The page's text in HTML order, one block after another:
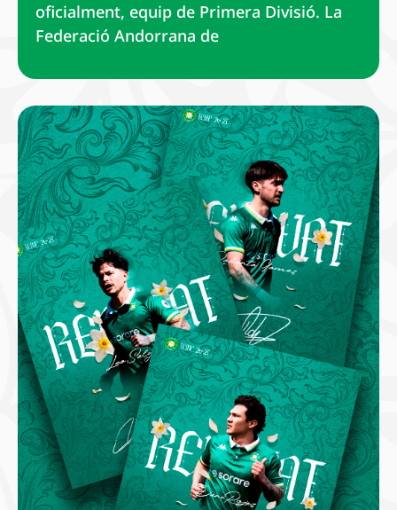
oficialment, equip de Primera Divisió. La
Federació Andorrana de